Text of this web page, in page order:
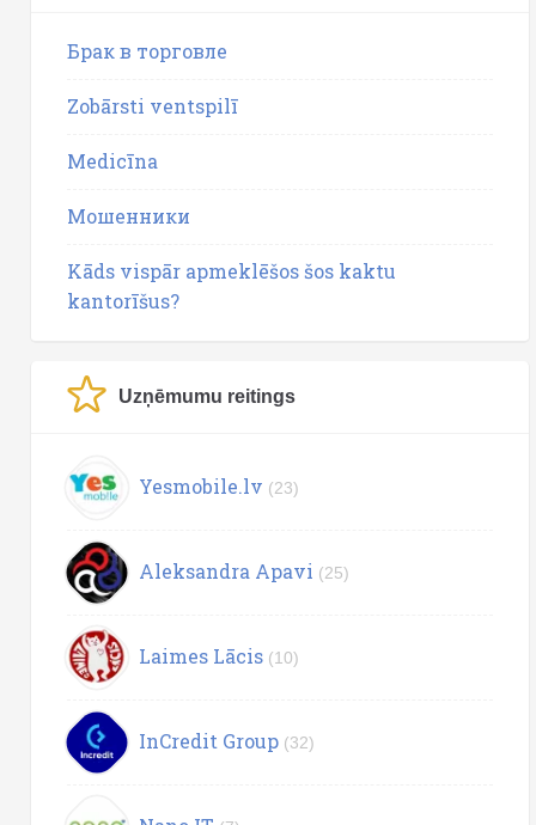
Брак в торговле
Zobārsti ventspilī
Medicīna
Мошенники
Kāds vispār apmeklēšos šos kaktu
kantorīšus?
Uzņēmumu reitings
Yesmobile.lv (23)
Aleksandra Apavi (25)
Laimes Lācis (10)
InCredit Group (32)